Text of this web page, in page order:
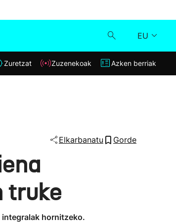
EU
Klisk
Zuretzat Zuzenekoak Azken berriak
Elkarbanatu Gorde
truke
hornitzeko.